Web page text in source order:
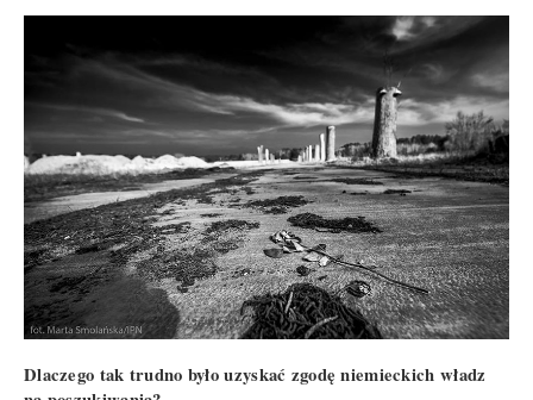
Dlaczego tak trudno było uzyskać zgodę niemieckich władz